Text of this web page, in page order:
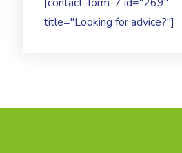
title="Looking for advice?"]